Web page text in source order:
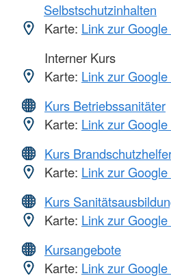
Selbstschutzinhalten
Karte: Link zur
Interner Kurs
Karte: Link zur
Kurs Betriebssanitäter
Karte: Link zur
Kurs
Karte: Link zur
Kurs
Karte: Link zur
Kursangebote
Karte: Link zur